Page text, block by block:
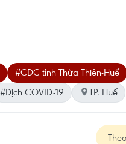
#CDC tỉnh Thừa Thiên-Huế
#Dịch COVID-19 TP. Huế